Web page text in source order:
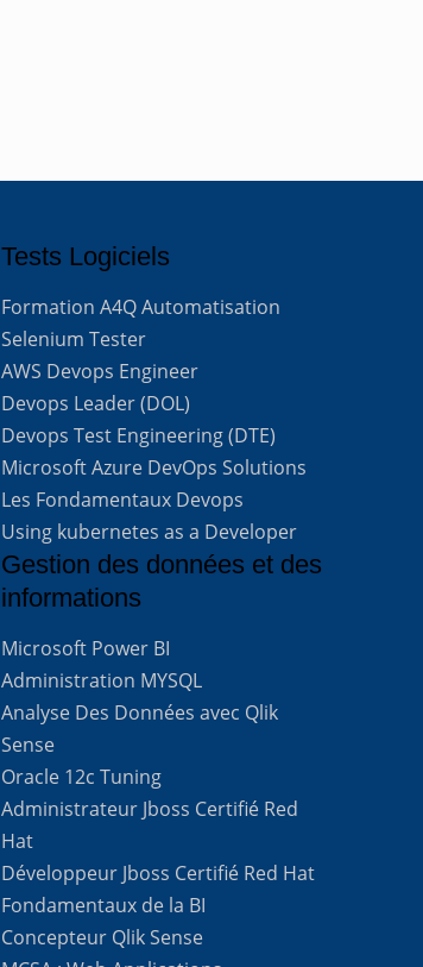
Tests Logiciels
Formation A4Q Automatisation
Selenium Tester
AWS Devops Engineer
Devops Leader (DOL)
Devops Test Engineering (DTE)
Microsoft Azure DevOps Solutions
Les Fondamentaux Devops
Using kubernetes as a Developer
Gestion des données et des
informations
Microsoft Power BI
Administration MYSQL
Analyse Des Données avec Qlik
Sense
Oracle 12c Tuning
Administrateur Jboss Certifié Red
Hat
Développeur Jboss Certifié Red Hat
Fondamentaux de la BI
Concepteur Qlik Sense